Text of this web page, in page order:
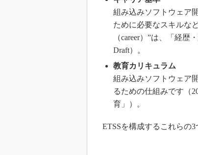
組み込みソフトウェア
ために必要なスキルな
（career）”は、「経
Draft）。
教育カリキュラム
組み込みソフトウェア
るための仕組みです（
育」）。
ETSSを構成するこれらの3